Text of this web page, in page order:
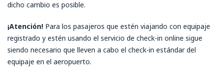
dicho cambio es posible.
¡Atención! Para los pasajeros que estén viajando con equipaje
registrado y estén usando el servicio de check-in online sigue
siendo necesario que lleven a cabo el check-in estándar del
equipaje en el aeropuerto.